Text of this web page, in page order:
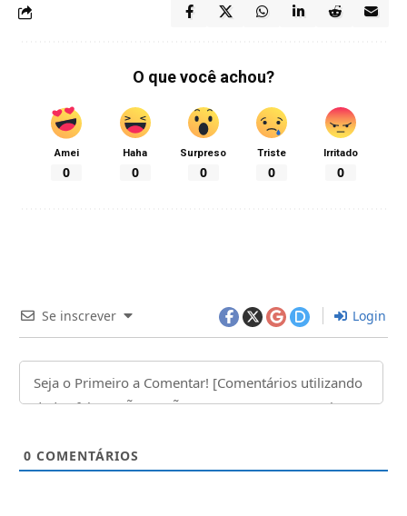
O que você achou?
Amei
0
Haha
0
Surpreso
0
Triste
0
Irritado
0
Se inscrever Login
0 COMENTÁRIOS